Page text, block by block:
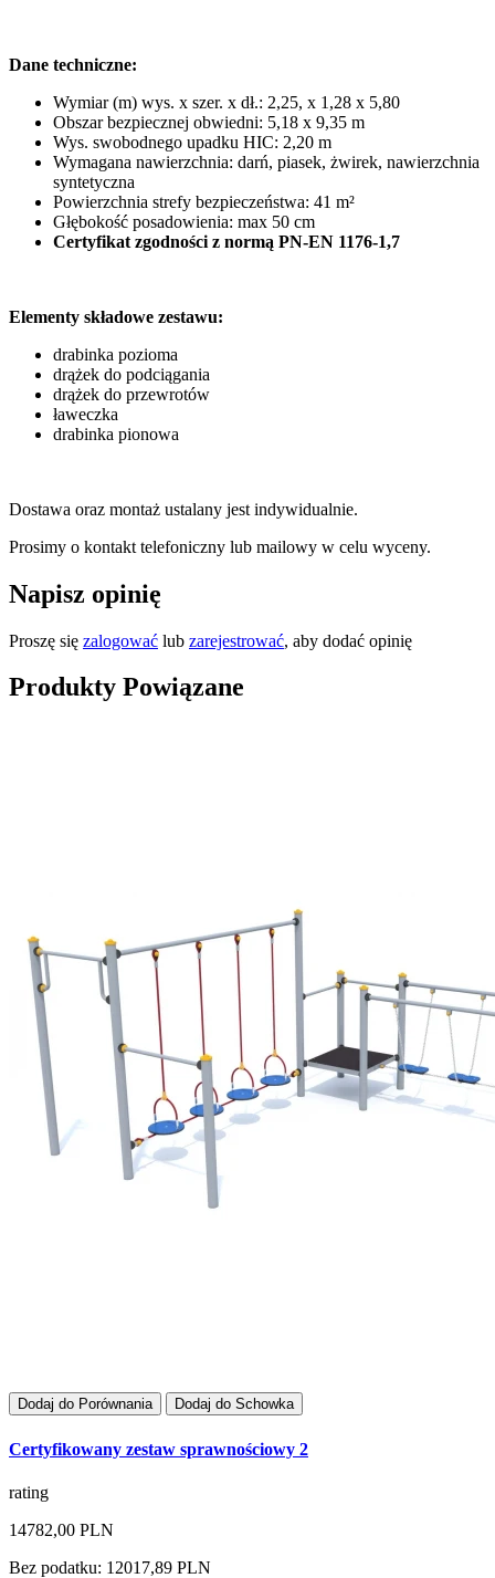
Dane techniczne:
Wymiar (m) wys. x szer. x dł.: 2,25, x 1,28 x 5,80
Obszar bezpiecznej obwiedni: 5,18 x 9,35 m
Wys. swobodnego upadku HIC: 2,20 m
Wymagana nawierzchnia: darń, piasek, żwirek, nawierzchnia
syntetyczna
Powierzchnia strefy bezpieczeństwa: 41 m²
Głębokość posadowienia: max 50 cm
Certyfikat zgodności z normą PN-EN 1176-1,7
Elementy składowe zestawu:
drabinka pozioma
drążek do podciągania
drążek do przewrotów
ławeczka
drabinka pionowa
Dostawa oraz montaż ustalany jest indywidualnie.
Prosimy o kontakt telefoniczny lub mailowy w celu wyceny.
Napisz opinię
Proszę się zalogować lub zarejestrować, aby dodać opinię
Produkty Powiązane
Dodaj do Porównania Dodaj do Schowka
Certyfikowany zestaw sprawnościowy 2
rating
14782,00 PLN
Bez podatku: 12017,89 PLN